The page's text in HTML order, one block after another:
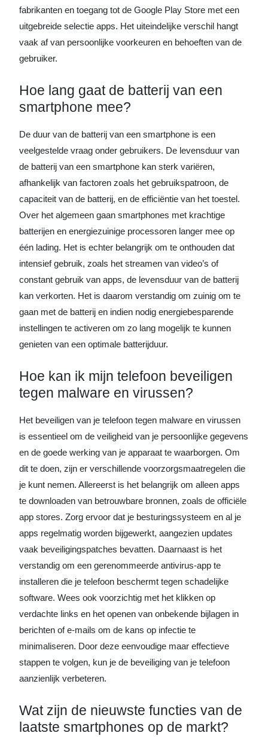
fabrikanten en toegang tot de Google Play Store met een
uitgebreide selectie apps. Het uiteindelijke verschil hangt
vaak af van persoonlijke voorkeuren en behoeften van de
gebruiker.
Hoe lang gaat de batterij van een
smartphone mee?
De duur van de batterij van een smartphone is een
veelgestelde vraag onder gebruikers. De levensduur van
de batterij van een smartphone kan sterk variëren,
afhankelijk van factoren zoals het gebruikspatroon, de
capaciteit van de batterij, en de efficiëntie van het toestel.
Over het algemeen gaan smartphones met krachtige
batterijen en energiezuinige processoren langer mee op
één lading. Het is echter belangrijk om te onthouden dat
intensief gebruik, zoals het streamen van video’s of
constant gebruik van apps, de levensduur van de batterij
kan verkorten. Het is daarom verstandig om zuinig om te
gaan met de batterij en indien nodig energiebesparende
instellingen te activeren om zo lang mogelijk te kunnen
genieten van een optimale batterijduur.
Hoe kan ik mijn telefoon beveiligen
tegen malware en virussen?
Het beveiligen van je telefoon tegen malware en virussen
is essentieel om de veiligheid van je persoonlijke gegevens
en de goede werking van je apparaat te waarborgen. Om
dit te doen, zijn er verschillende voorzorgsmaatregelen die
je kunt nemen. Allereerst is het belangrijk om alleen apps
te downloaden van betrouwbare bronnen, zoals de officiële
app stores. Zorg ervoor dat je besturingssysteem en al je
apps regelmatig worden bijgewerkt, aangezien updates
vaak beveiligingspatches bevatten. Daarnaast is het
verstandig om een gerenommeerde antivirus-app te
installeren die je telefoon beschermt tegen schadelijke
software. Wees ook voorzichtig met het klikken op
verdachte links en het openen van onbekende bijlagen in
berichten of e-mails om de kans op infectie te
minimaliseren. Door deze eenvoudige maar effectieve
stappen te volgen, kun je de beveiliging van je telefoon
aanzienlijk verbeteren.
Wat zijn de nieuwste functies van de
laatste smartphones op de markt?